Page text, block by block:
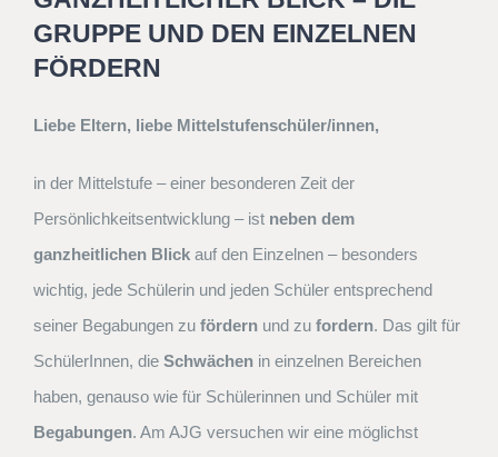
GRUPPE UND DEN EINZELNEN
FÖRDERN
Liebe Eltern, liebe Mittelstufenschüler/innen,
in der Mittelstufe – einer besonderen Zeit der
Persönlichkeitsentwicklung – ist neben dem
ganzheitlichen Blickauf den Einzelnen – besonders
wichtig, jede Schülerin und jeden Schüler entsprechend
seiner Begabungen zu fördernund zu fordern. Das gilt für
SchülerInnen, die Schwächenin einzelnen Bereichen
haben, genauso wie für Schülerinnen und Schüler mit
Begabungen. Am AJG versuchen wir eine möglichst